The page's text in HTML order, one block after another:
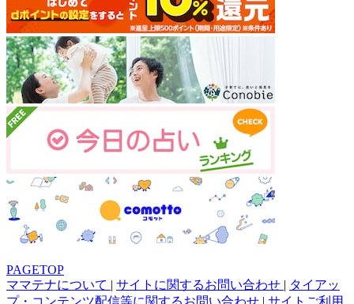
PAGETOP
ママテナについて | サイトに関するお問い合わせ | タイアッ